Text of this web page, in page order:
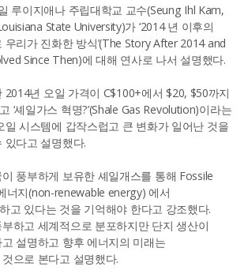
루이지애나 주립대학교 교수(Seung Ihl Kam,
State University)가 ‘2014 년 이후의
우리가 진화한 방식’(The Story After 2014 and
Since Then)에 대해 연사로 나서 설명했다.
2014년 오일 가격이 C$100+에서 $20, $50까지
‘셰일가스 혁명?’(Shale Gas Revolution)이라는
일 시스템에 갑작스럽고 큰 변화가 일어난 것을
있다고 설명했다.
풍부하게 보유한 셰일개스를 통해 Fossile
너지(non-renewable energy) 에서
고 있다는 것을 기억해야 한다고 강조했다.
하고 세계적으로 분포하지만 단지 생산이
설명하고 향후 에너지의 미래는
으로 본다고 설명했다.